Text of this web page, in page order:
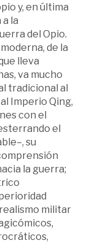
y, en última
la
del Opio.
de la
lleva
va mucho
tradicional al
Imperio Qing,
con el
el
su
la guerra;
militar